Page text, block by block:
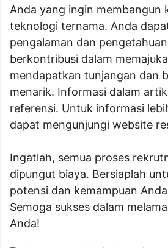
Anda yang ingin membangun
teknologi ternama. Anda
pengalaman dan
berkontribusi dalam
mendapatkan tunjangan dan
menarik. Informasi dalam
referensi. Untuk informasi
dapat mengunjungi website
Ingatlah, semua proses
dipungut biaya. Bersiaplah
potensi dan kemampuan
Semoga sukses dalam
Anda!